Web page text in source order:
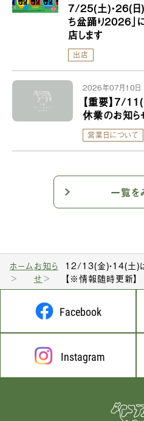
7/25(土)・26(日)
ち盆踊り2026」
店します
出店
2026年07月10日
【重要】7/
休業のお知ら
営業日について
一覧を
ホームお知ら
せ
12/13(金)・14(土)
【※情報随時更新】
Facebook
Instagram